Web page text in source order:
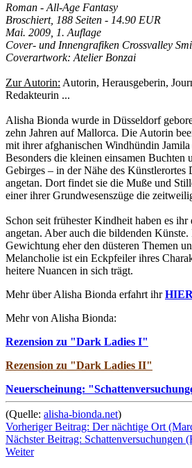
Roman - All-Age Fantasy
Broschiert, 188 Seiten - 14.90 EUR
Mai. 2009, 1. Auflage
Cover- und Innengrafiken Crossvalley
Coverartwork: Atelier Bonzai
Zur Autorin: Autorin, Herausgeberin,
Redakteurin ...
Alisha Bionda wurde in Düsseldorf
zehn Jahren auf Mallorca. Die Autorin
mit ihrer afghanischen Windhündin Jamila
Besonders die kleinen einsamen Buchten
Gebirges – in der Nähe des Künstlerortes
angetan. Dort findet sie die Muße und
einer ihrer Grundwesenszüge die
Schon seit frühester Kindheit haben es
angetan. Aber auch die bildenden
Gewichtung eher den düsteren Themen
Melancholie ist ein Eckpfeiler ihres
heitere Nuancen in sich trägt.
Mehr über Alisha Bionda erfahrt ihrHIER
Mehr von Alisha Bionda:
Rezension zu "Dark Ladies I"
Rezension zu "Dark Ladies II"
Neuerscheinung:
(Quelle: alisha-bionda.net)
Vorheriger Beitrag: Der nächtige Ort
Nächster Beitrag: Schattenversuchungen
Weiter